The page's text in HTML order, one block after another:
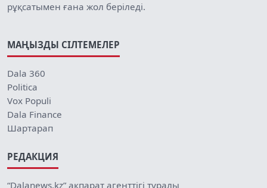
рұқсатымен ғана жол беріледі.
МАҢЫЗДЫ СІЛТЕМЕЛЕР
Dala 360
Politica
Vox Populi
Dala Finance
Шартарап
РЕДАКЦИЯ
“Dalanews.kz” ақпарат агенттігі туралы